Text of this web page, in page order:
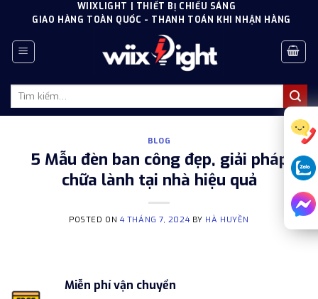
content
WIIXLIGHT | THIẾT BỊ CHIẾU SÁNG
GIAO HÀNG TOÀN QUỐC - THANH TOÁN KHI NHẬN HÀNG
Tìm
BLOG
5 Mẫu đèn ban công đẹp, giải pháp
chữa lành tại nhà hiệu quả
POSTED ON 4 THÁNG 7, 2024 BY HÀ HUYỀN
Miễn phí vận chuyển